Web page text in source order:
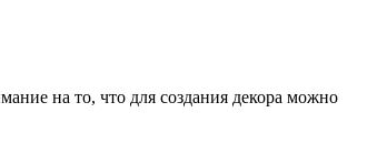
на то, что для создания декора можно